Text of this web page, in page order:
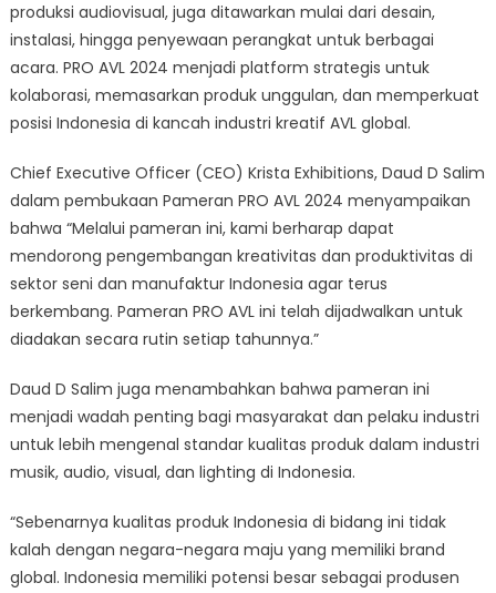
produksi audiovisual, juga ditawarkan mulai dari desain,
instalasi, hingga penyewaan perangkat untuk berbagai
acara. PRO AVL 2024 menjadi platform strategis untuk
kolaborasi, memasarkan produk unggulan, dan memperkuat
posisi Indonesia di kancah industri kreatif AVL global.
Chief Executive Officer (CEO) Krista Exhibitions, Daud D Salim
dalam pembukaan Pameran PRO AVL 2024 menyampaikan
bahwa “Melalui pameran ini, kami berharap dapat
mendorong pengembangan kreativitas dan produktivitas di
sektor seni dan manufaktur Indonesia agar terus
berkembang. Pameran PRO AVL ini telah dijadwalkan untuk
diadakan secara rutin setiap tahunnya.”
Daud D Salim juga menambahkan bahwa pameran ini
menjadi wadah penting bagi masyarakat dan pelaku industri
untuk lebih mengenal standar kualitas produk dalam industri
musik, audio, visual, dan lighting di Indonesia.
“Sebenarnya kualitas produk Indonesia di bidang ini tidak
kalah dengan negara-negara maju yang memiliki brand
global. Indonesia memiliki potensi besar sebagai produsen